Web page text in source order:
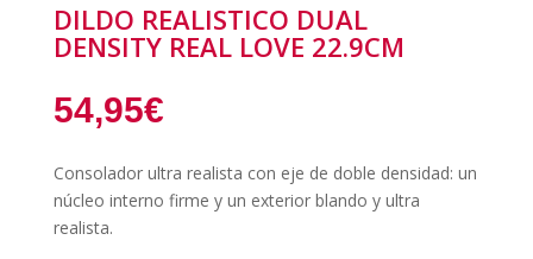
DILDO REALISTICO DUAL
DENSITY REAL LOVE 22.9CM
54,95€
Consolador ultra realista con eje de doble densidad: un
núcleo interno firme y un exterior blando y ultra
realista.